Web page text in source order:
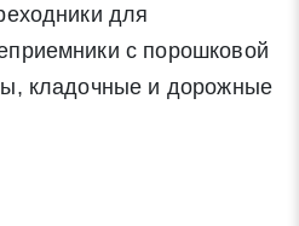
для
с порошковой
кладочные и дорожные